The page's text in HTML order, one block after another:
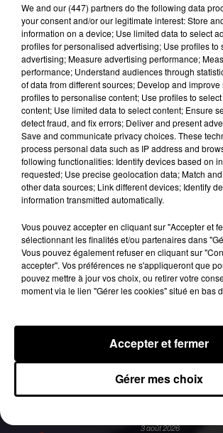
de septembre, ils se retrouvent
juge au tribunal correctionnel de
procureur requiert un an de prison
pour Booba et Kaaris et de 6 à 10
proches. Aujourd’hui, la justice
son verdict final : 18 mois de prison
une amende de 50 000 euros
hommes.
Bagarre en direct booba et c gas
pic.twitter.com/
— bambino (@hasscoast_)
1
Fil actus
5 août 2026
Russ frappe fort avec son
Coulda Shoulda Woulda »
5 août 2026
Meurtre de Tupac : Suge Knight
la parole au procès
Benjamin Biolay sort le clip de sa
3 août 2026
We and our (447) partnersdo the following data
your consent and/or our legitimate interest: Store
information on a device; Use limited data to select
profiles for personalised advertising; Use profiles to
advertising; Measure advertising performance;
performance; Understand audiences through
of data from different sources; Develop and
profiles to personalise content; Use profiles to
content; Use limited data to select content; Ensure
detect fraud, and fix errors; Deliver and present
Save and communicate privacy choices. These
process personal data such as IP address and
following functionalities: Identify devices based on
requested; Use precise geolocation data; Match
other data sources; Link different devices; Identify
information transmitted automatically.
Vous pouvez accepter en cliquant sur "Accepter et
sélectionnant les finalités et/ou partenaires dans
Vous pouvez également refuser en cliquant sur
accepter". Vos préférences ne s'appliqueront que
pouvez mettre à jour vos choix, ou retirer votre
moment via le lien "Gérer les cookies" situé en bas
Gérer mes choix
Accepter et fermer